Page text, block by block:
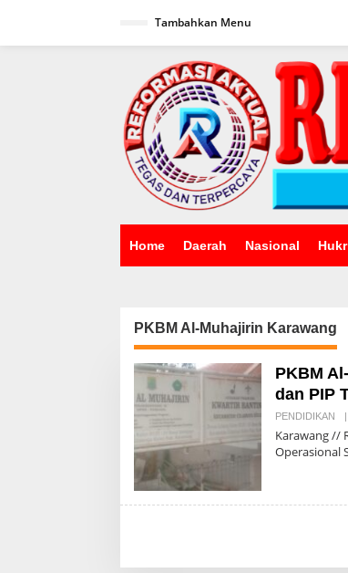
Tambahkan Menu
Home Daerah Nasional
PKBM Al-Muhajirin Karawang
PKBM
dan PIP
PENDIDIKAN |
Karawang //
Operasional